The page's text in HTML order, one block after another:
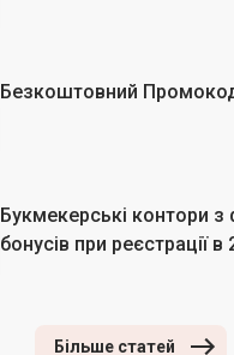
Безкоштовний
Букмекерські контори з
бонусів при реєстрації в
Більше статей